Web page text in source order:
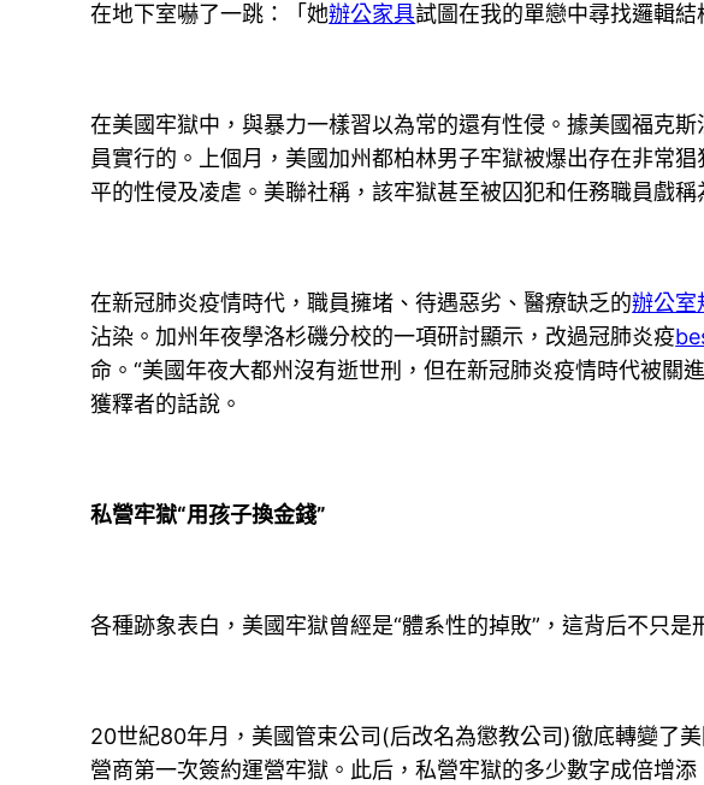
在地下室嚇了一跳：「她辦公家具試圖在我的單戀中尋找邏輯
在美國牢獄中，與暴力一樣習以為常的還有性侵。據美國福克
員實行的。上個月，美國加州都柏林男子牢獄被爆出存在非常
平的性侵及凌虐。美聯社稱，該牢獄甚至被囚犯和任務職員戲稱
在新冠肺炎疫情時代，職員擁堵、待遇惡劣、醫療缺乏的辦公室
沾染。加州年夜學洛杉磯分校的一項研討顯示，改過冠肺炎疫
命。“美國年夜大都州沒有逝世刑，但在新冠肺炎疫情時代被關
獲釋者的話說。
私營牢獄“用孩子換金錢”
各種跡象表白，美國牢獄曾經是“體系性的掉敗”，這背后不只
20世紀80年月，美國管束公司(后改名為懲教公司)徹底轉變了
營商第一次簽約運營牢獄。此后，私營牢獄的多少數字成倍增